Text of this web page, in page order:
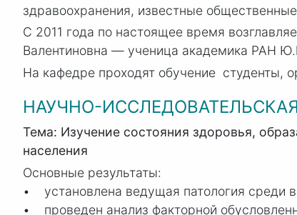
здравоохранения, известные
С 2011 года по настоящее время
Валентиновна — ученица академика РАН
На кафедре проходят обучение студенты,
НАУЧНО-
Тема: Изучение состояния здоровья,
населения
Основные результаты:
• установлена ведущая патология среди
• проведен анализ факторной